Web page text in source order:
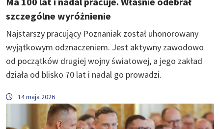
szczególne wyróżnienie
Najstarszy pracujący Poznaniak został uhonorowany
wyjątkowym odznaczeniem. Jest aktywny zawodowo
od początków drugiej wojny światowej, a jego zakład
działa od blisko 70 lat i nadal go prowadzi.
14 maja 2026